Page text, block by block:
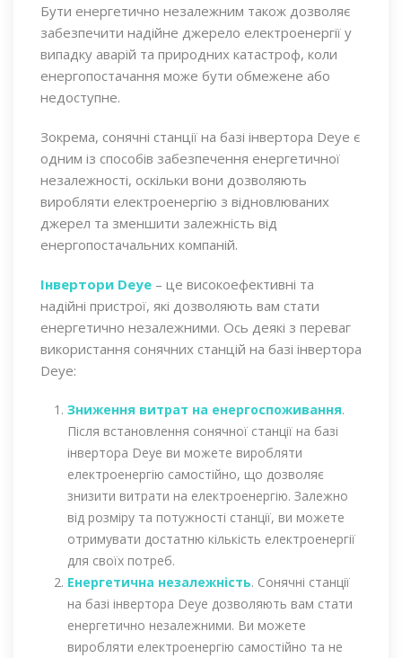
Бути енергетично незалежним також дозволяє
забезпечити надійне джерело електроенергії у
випадку аварій та природних катастроф, коли
енергопостачання може бути обмежене або
недоступне.
Зокрема, сонячні станції на базі інвертора Deye є
одним із способів забезпечення енергетичної
незалежності, оскільки вони дозволяють
виробляти електроенергію з відновлюваних
джерел та зменшити залежність від
енергопостачальних компаній.
Інвертори Deye – це високоефективні та
надійні пристрої, які дозволяють вам стати
енергетично незалежними. Ось деякі з переваг
використання сонячних станцій на базі інвертора
Deye:
Зниження витрат на енергоспоживання.
Після встановлення сонячної станції на базі
інвертора Deye ви можете виробляти
електроенергію самостійно, що дозволяє
знизити витрати на електроенергію. Залежно
від розміру та потужності станції, ви можете
отримувати достатню кількість електроенергії
для своїх потреб.
Енергетична незалежність. Сонячні станції
на базі інвертора Deye дозволяють вам стати
енергетично незалежними. Ви можете
виробляти електроенергію самостійно та не